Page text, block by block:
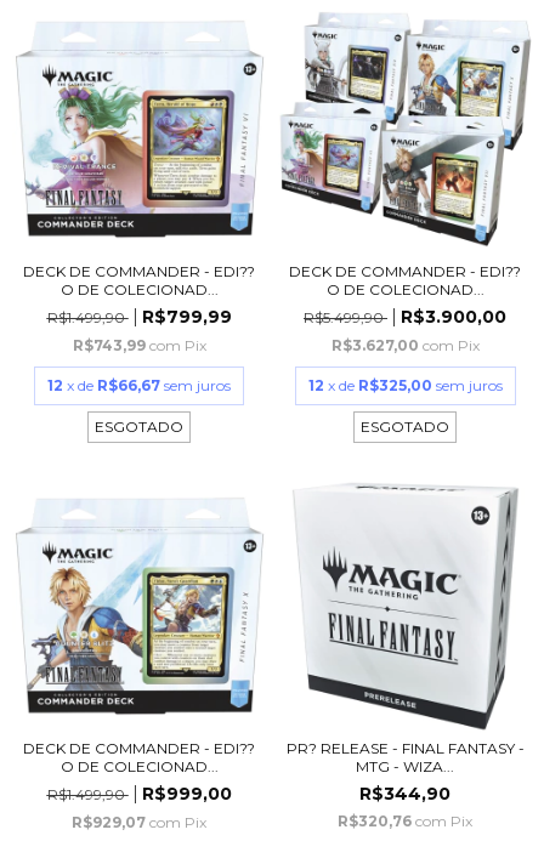
DECK DE COMMANDER - EDI??
O DE COLECIONAD...
R$1.499,90
R$799,99
R$743,99 com Pix
12 x de R$66,67 sem juros
ESGOTADO
DECK DE COMMANDER - EDI??
O DE COLECIONAD...
R$5.499,90
R$3.900,00
R$3.627,00 com Pix
12 x de R$325,00 sem juros
ESGOTADO
DECK DE COMMANDER - EDI??
O DE COLECIONAD...
R$1.499,90
R$999,00
R$929,07 com Pix
PR? RELEASE - FINAL FANTASY -
MTG - WIZA...
R$344,90
R$320,76 com Pix